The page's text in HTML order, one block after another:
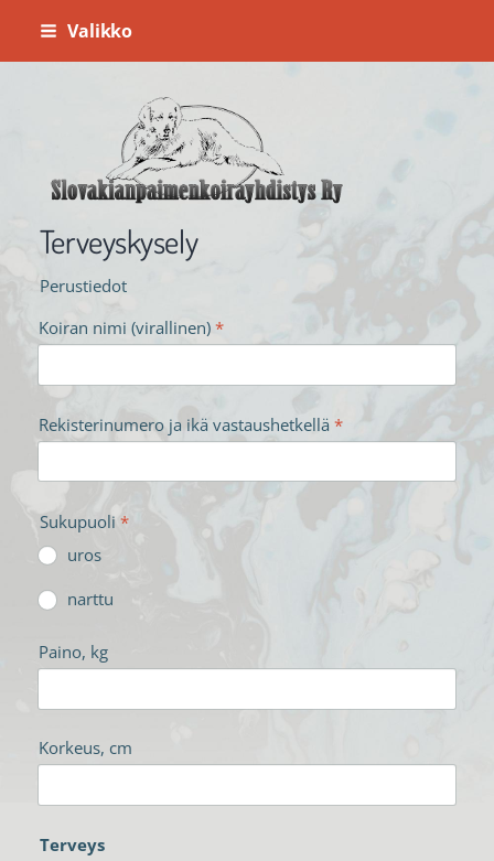
Siirry
sivun
Valikko
Slovakianpaimenkoirayhdistys ry
Terveyskysely
Perustiedot
Koiran nimi (virallinen) *
Rekisterinumero ja ikä vastaushetkellä *
Sukupuoli *
uros
narttu
Paino, kg
Korkeus, cm
Terveys